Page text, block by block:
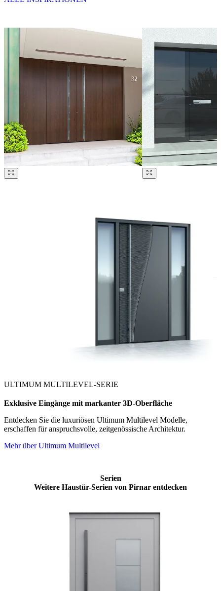
ULTIMUM MULTILEVEL-SERIE
Exklusive Eingänge mit markanter 3D-Oberfläche
Entdecken Sie die luxuriösen Ultimum Multilevel Modelle,
erschaffen für anspruchsvolle, zeitgenössische Architektur.
Mehr über Ultimum Multilevel
Serien
Weitere Haustür-Serien von Pirnar entdecken